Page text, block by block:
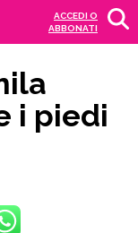
ACCEDI O
ABBONATI
i piedi